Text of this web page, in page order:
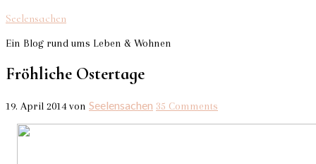
Seelensachen
Ein Blog rund ums Leben & Wohnen
Fröhliche Ostertage
19. April 2014von Seelensachen 35 Comments